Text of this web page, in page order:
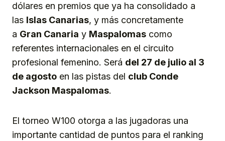
dólares en premios que ya ha consolidado a
las Islas Canarias, y más concretamente
a Gran Canaria y Maspalomas como
referentes internacionales en el circuito
profesional femenino. Será del 27 de julio al 3
de agosto en las pistas del club Conde
Jackson Maspalomas.
El torneo W100 otorga a las jugadoras una
importante cantidad de puntos para el ranking